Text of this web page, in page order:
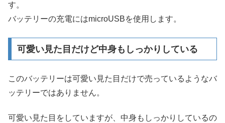
す。
バッテリーの充電にはmicroUSBを使用します。
可愛い見た目だけど中身もしっかりしている
このバッテリーは可愛い見た目だけで売っているようなバ
ッテリーではありません。
可愛い見た目をしていますが、中身もしっかりしているの